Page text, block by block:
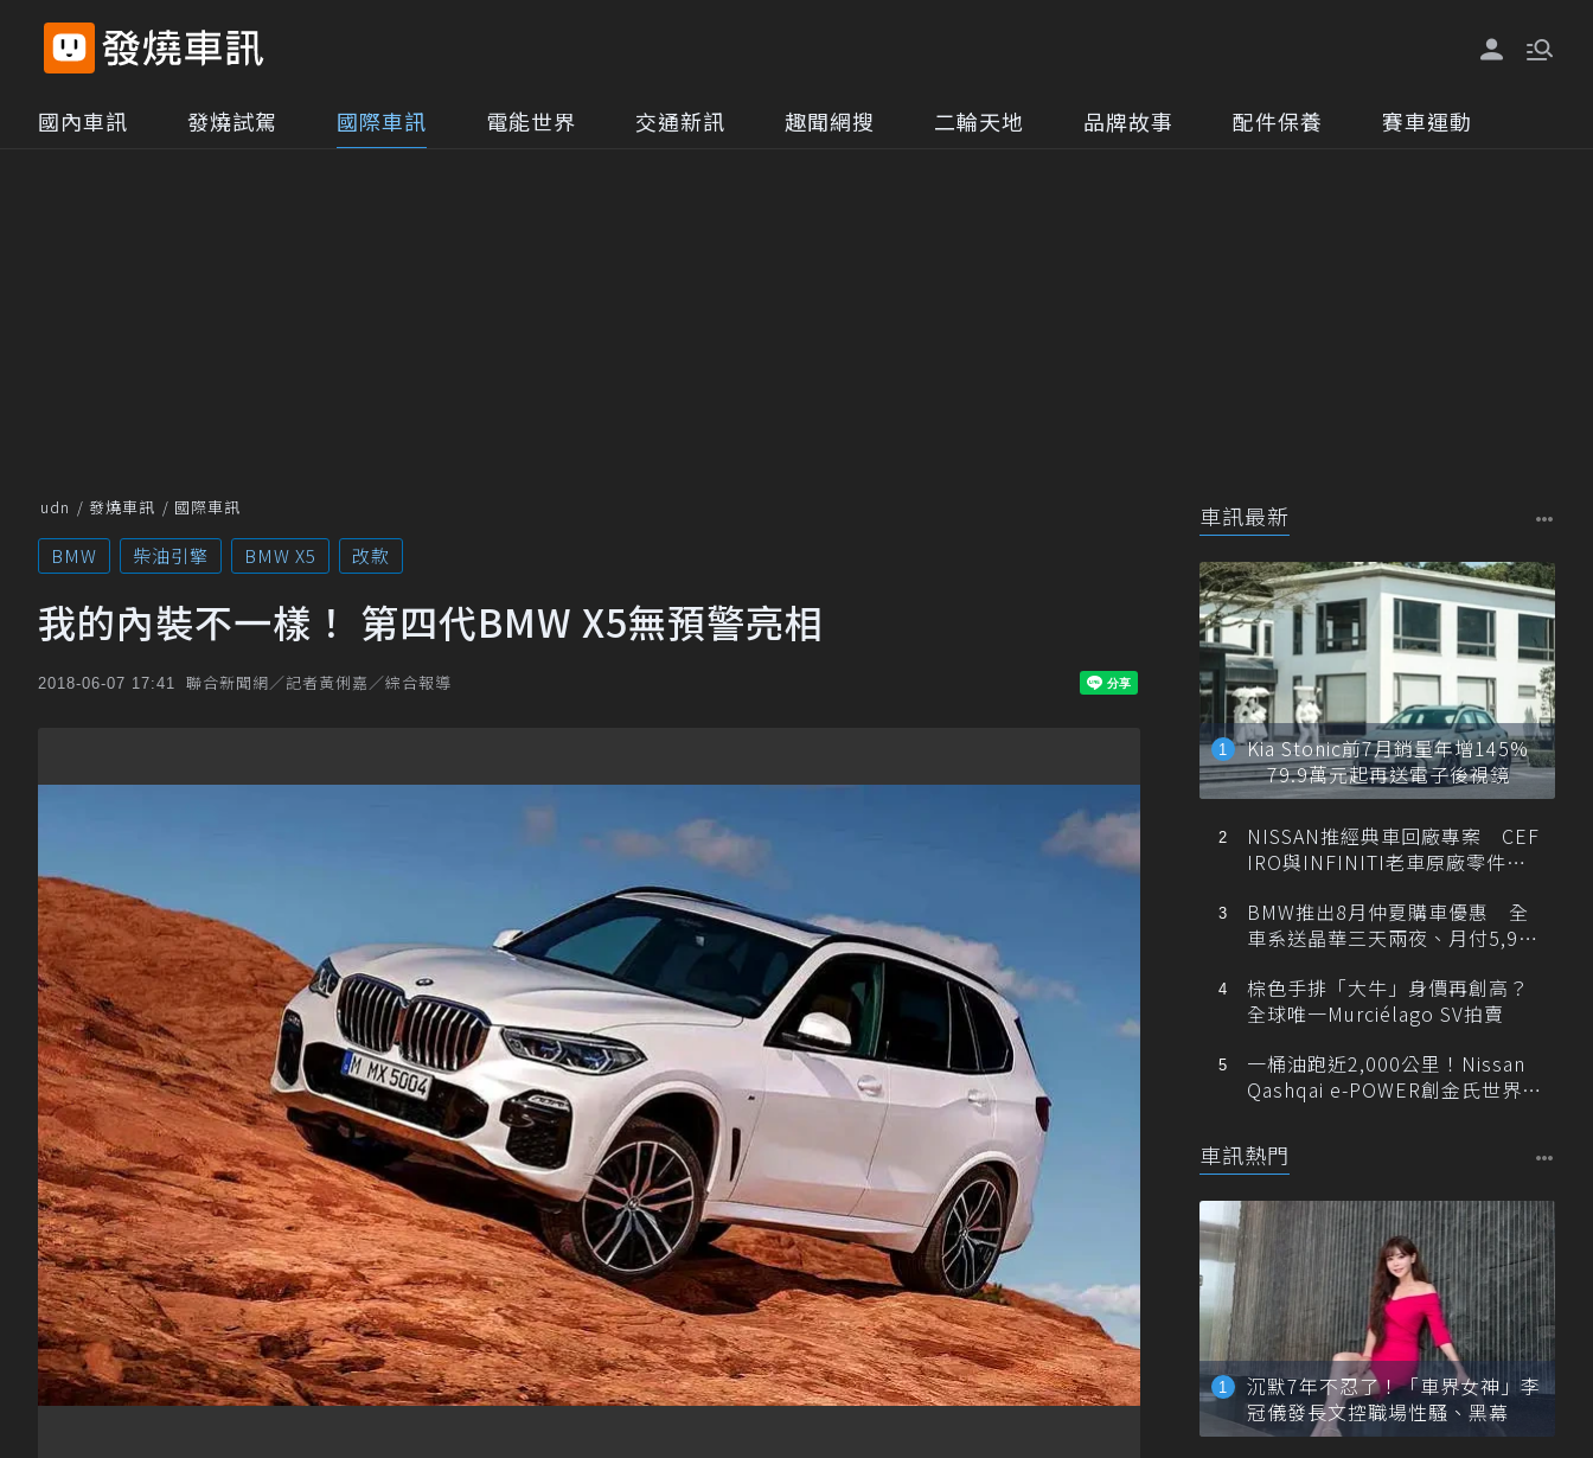
國內車訊 發燒試駕 國際車訊 電能世界 交通新訊 趣聞網搜 二輪天地 品牌故事 配件保養 賽車運動
udn 發燒車訊 國際車訊
BMW 柴油引擎 BMW X5 改款
我的內裝不一樣！ 第四代BMW X5無預警亮相
2018-06-07 17:41 聯合新聞網／記者黃俐嘉／綜合報導
車訊最新
Kia Stonic前7月銷量年增145%
79.9萬元起再送電子後視鏡
NISSAN推經典車回廠專案 CEF
IRO與INFINITI老車原廠零件最
BMW推出8月仲夏購車優惠 全
車系送晶華三天兩夜、月付5,900
棕色手排「大牛」身價再創高？
全球唯一Murciélago SV拍賣
一桶油跑近2,000公里！Nissan
Qashqai e-POWER創金氏世界紀
車訊熱門
沉默7年不忍了！「車界女神」李
冠儀發長文控職場性騷、黑幕